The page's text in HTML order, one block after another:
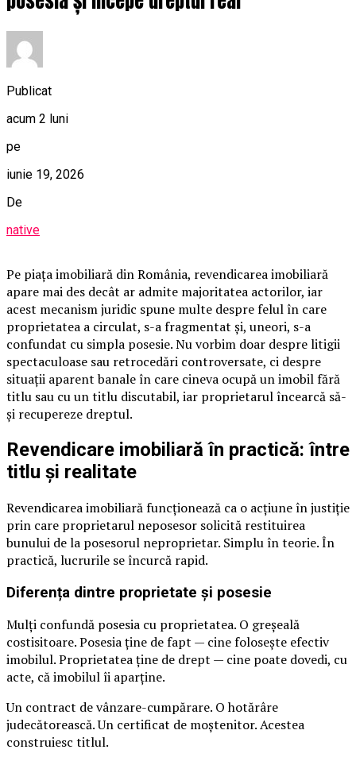
Publicat
acum 2 luni
pe
iunie 19, 2026
De
native
Pe piața imobiliară din România, revendicarea imobiliară
apare mai des decât ar admite majoritatea actorilor, iar
acest mecanism juridic spune multe despre felul în care
proprietatea a circulat, s-a fragmentat și, uneori, s-a
confundat cu simpla posesie. Nu vorbim doar despre litigii
spectaculoase sau retrocedări controversate, ci despre
situații aparent banale în care cineva ocupă un imobil fără
titlu sau cu un titlu discutabil, iar proprietarul încearcă să-
și recupereze dreptul.
Revendicare imobiliară în practică: între
titlu și realitate
Revendicarea imobiliară funcționează ca o acțiune în justiție
prin care proprietarul neposesor solicită restituirea
bunului de la posesorul neproprietar. Simplu în teorie. În
practică, lucrurile se încurcă rapid.
Diferența dintre proprietate și posesie
Mulți confundă posesia cu proprietatea. O greșeală
costisitoare. Posesia ține de fapt — cine folosește efectiv
imobilul. Proprietatea ține de drept — cine poate dovedi, cu
acte, că imobilul îi aparține.
Un contract de vânzare-cumpărare. O hotărâre
judecătorească. Un certificat de moștenitor. Acestea
construiesc titlul.